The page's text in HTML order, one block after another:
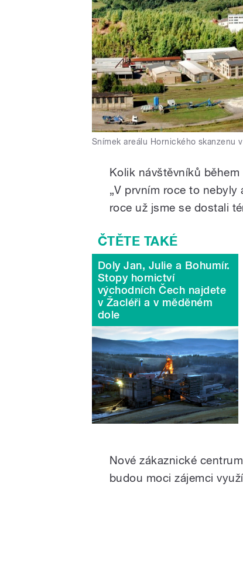
Snímek areálu Hornického skanzenu
Kolik návštěvníků
„V prvním roce to
roce už jsme se dostali
Doly Jan, Julie a Bohumír.
Stopy hornictví
východních Čech najdete
v Žacléři a v měděném
dole
Nové zákaznické
budou moci zájemci